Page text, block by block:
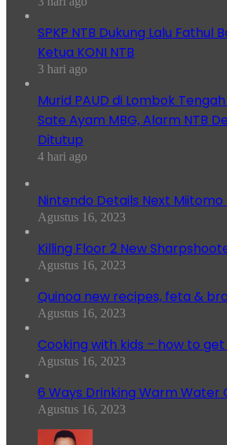
SPKP NTB Dukung Lalu Fathul
Ketua KONI NTB
3 hari ago
Murid PAUD di Lombok
Sate Ayam MBG, Alarm NTB
Ditutup
4 hari ago
Nintendo Details Next
Agustus 16, 2023
Killing Floor 2 New
Agustus 16, 2023
Quinoa new recipes, feta &
Agustus 16, 2023
Cooking with kids – how to
Agustus 16, 2023
6 Ways Drinking Warm Water
Agustus 16, 2023